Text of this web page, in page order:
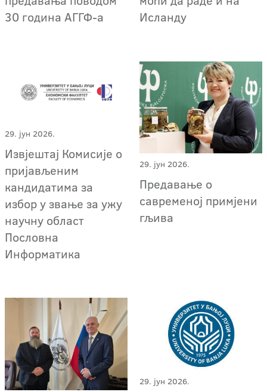
30 година АГГФ-а
Исланду
29. јун 2026.
Извјештај Комисије о
пријављеним
кандидатима за
избор у звање за ужу
научну област
Пословна
Информатика
29. јун 2026.
Предавање о
савременој примјени
гљива
29. јун 2026.